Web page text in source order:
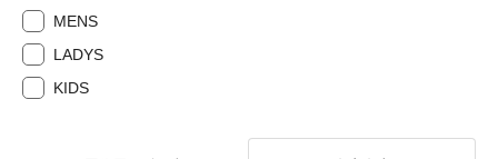
MENS
LADYS
KIDS